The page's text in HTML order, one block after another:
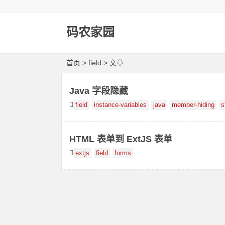
码农家园
首页 > field > 文章
Java 字段隐藏
field instance-variables java member-hiding
HTML 表单到 ExtJS 表单
extjs field forms